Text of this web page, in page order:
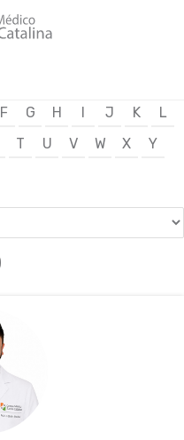
F G H I J K
L
T U V W X
Y